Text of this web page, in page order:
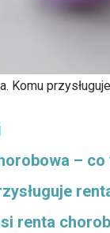
Komu
–
renta